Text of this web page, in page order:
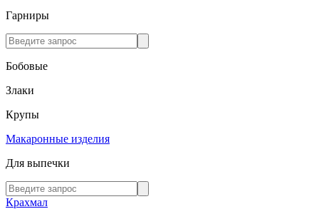
Гарниры
Бобовые
Злаки
Крупы
Макаронные изделия
Для выпечки
Крахмал